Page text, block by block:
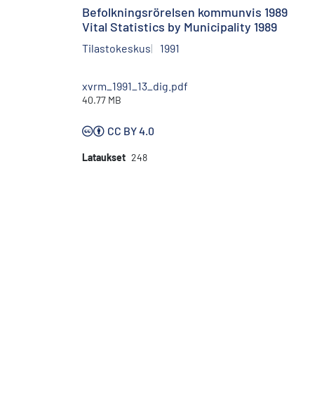
Befolkningsrörelsen kommunvis 1989
Vital Statistics by Municipality 1989
Tilastokeskus 1991
xvrm_1991_13_dig.pdf
40.77 MB
CC BY 4.0
Lataukset 248